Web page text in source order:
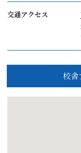
交通アクセス
校舎